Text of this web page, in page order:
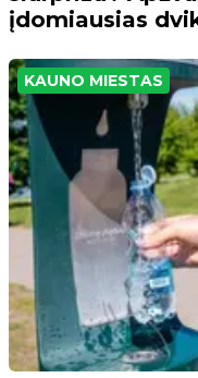
įdomiausias
KAUNO MIESTAS